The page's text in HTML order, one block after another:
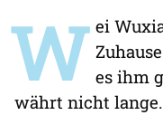
W ei
es ihm
währt nicht